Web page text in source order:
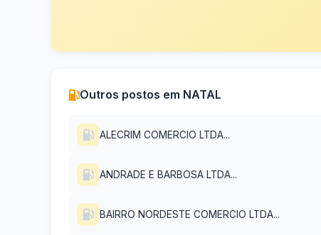
Outros postos em NATAL
ALECRIM COMERCIO LTDA...
ANDRADE E BARBOSA LTDA...
BAIRRO NORDESTE COMERCIO LTDA...